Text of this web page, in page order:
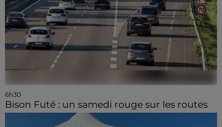
6h30
Bison Futé : un samedi rouge sur les routes